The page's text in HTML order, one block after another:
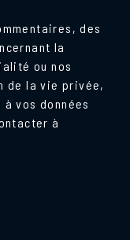
des
la
ou nos
de la vie privée,
vos données
à